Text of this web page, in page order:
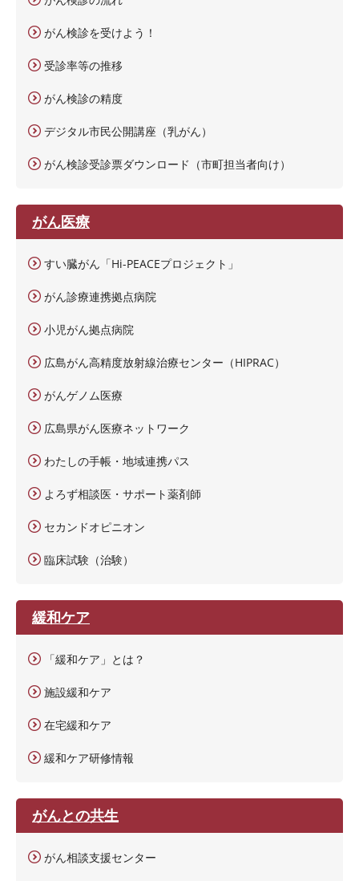
がん検診を受けよう！
受診率等の推移
がん検診の精度
デジタル市民公開講座（乳がん）
がん検診受診票ダウンロード（市町担当者向け）
がん医療
すい臓がん「Hi-PEACEプロジェクト」
がん診療連携拠点病院
小児がん拠点病院
広島がん高精度放射線治療センター（HIPRAC）
がんゲノム医療
広島県がん医療ネットワーク
わたしの手帳・地域連携パス
よろず相談医・サポート薬剤師
セカンドオピニオン
臨床試験（治験）
緩和ケア
「緩和ケア」とは？
施設緩和ケア
在宅緩和ケア
緩和ケア研修情報
がんとの共生
がん相談支援センター